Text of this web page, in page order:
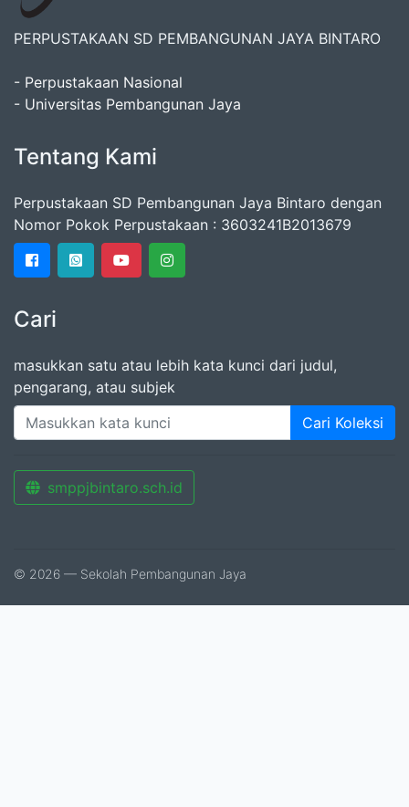
PERPUSTAKAAN SD PEMBANGUNAN JAYA BINTARO
- Perpustakaan Nasional
- Universitas Pembangunan Jaya
Tentang Kami
Perpustakaan SD Pembangunan Jaya Bintaro dengan
Nomor Pokok Perpustakaan : 3603241B2013679
Cari
masukkan satu atau lebih kata kunci dari judul,
pengarang, atau subjek
Cari Koleksi
smppjbintaro.sch.id
© 2026 — Sekolah Pembangunan Jaya